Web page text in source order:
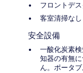
フロントデ
客室清掃なし
安全設備
一酸化炭素
知器の有無
ん。ポータ